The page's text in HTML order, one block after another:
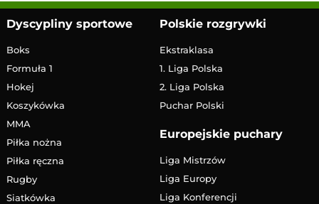
Dyscypliny sportowe
Boks
Formuła 1
Hokej
Koszykówka
MMA
Piłka nożna
Piłka ręczna
Rugby
Siatkówka
Polskie rozgrywki
Ekstraklasa
1. Liga Polska
2. Liga Polska
Puchar Polski
Europejskie puchary
Liga Mistrzów
Liga Europy
Liga Konferencji